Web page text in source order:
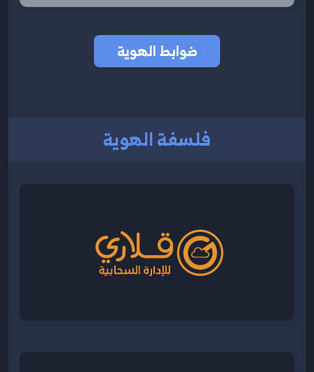
ضوابط الهوية
فلسفة الهوية